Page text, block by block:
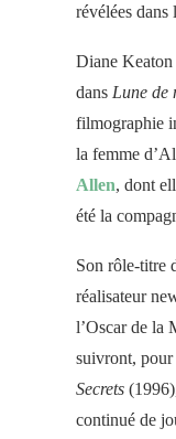
révélées dans
Diane
dans Lune de
filmographie
la femme
Allen, dont
été la
Son rôle-titre
réalisateur
l’Oscar de la
suivront, pour
Secrets
continué de